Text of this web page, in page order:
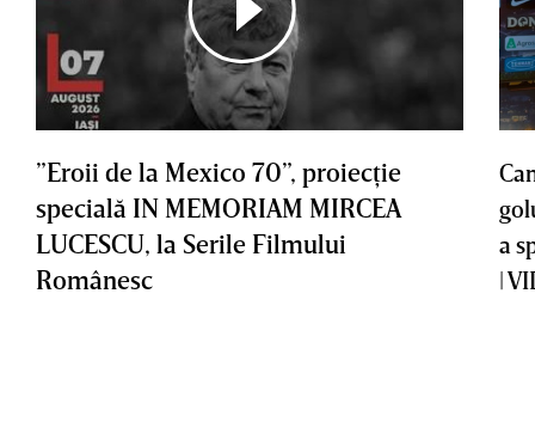
”Eroii de la Mexico 70”, proiecţie
specială IN MEMORIAM MIRCEA
LUCESCU, la Serile Filmului
Românesc
a
|